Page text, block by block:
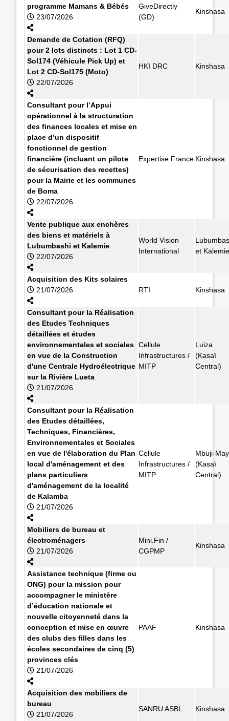
programme Mamans & Bébés
23/07/2026
GiveDirectly
(GD)
Kinshasa
Demande de Cotation (RFQ)
pour 2 lots distincts : Lot 1 CD-
Sol174 (Véhicule Pick Up) et
Lot 2 CD-Sol175 (Moto)
22/07/2026
HKI DRC Kinshasa
Consultant pour l’Appui
opérationnel à la structuration
des finances locales et mise en
place d’un dispositif
fonctionnel de gestion
financière (incluant un pilote
de sécurisation des recettes)
pour la Mairie et les communes
de Boma
22/07/2026
Expertise France Kinshasa
Vente publique aux enchères
des biens et matériels à
Lubumbashi et Kalemie
22/07/2026
World Vision
International
et Kalemie
Acquisition des Kits solaires
21/07/2026
RTI Kinshasa
Consultant pour la Réalisation
des Etudes Techniques
détaillées et études
environnementales et sociales
en vue de la Construction
d'une Centrale Hydroélectrique
sur la Rivière Lueta
21/07/2026
Cellule
Infrastructures /
MITP
Luiza
(Kasaï
Central)
Consultant pour la Réalisation
des Etudes détaillées,
Techniques, Financières,
Environnementales et Sociales
en vue de l'élaboration du Plan
local d'aménagement et des
plans particuliers
d'aménagement de la localité
de Kalamba
21/07/2026
Cellule
Infrastructures /
MITP
Mbuji-
(Kasaï
Central)
Mobiliers de bureau et
électroménagers
21/07/2026
Mini.Fin /
CGPMP
Kinshasa
Assistance technique (firme ou
ONG) pour la mission pour
accompagner le ministère
d’éducation nationale et
nouvelle citoyenneté dans la
conception et mise en œuvre
des clubs des filles dans les
écoles secondaires de cinq (5)
provinces clés
21/07/2026
PAAF Kinshasa
Acquisition des mobiliers de
bureau
21/07/2026
SANRU ASBL Kinshasa